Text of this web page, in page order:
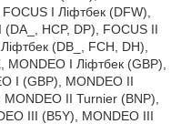
I Ліфтбек (DFW),
HCP, DP), FOCUS II
(DB_, FCH, DH),
I Ліфтбек (GBP),
I (GBP), MONDEO II
II Turnier (BNP),
III (B5Y), MONDEO III